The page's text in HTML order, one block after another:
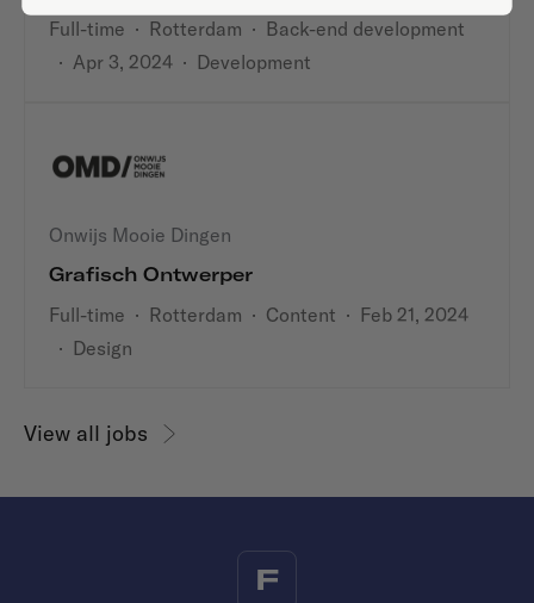
Full-time · Rotterdam · Back-end development
· Apr 3, 2024 · Development
Onwijs Mooie Dingen
Grafisch Ontwerper
Full-time · Rotterdam · Content · Feb 21, 2024
· Design
View all jobs
F